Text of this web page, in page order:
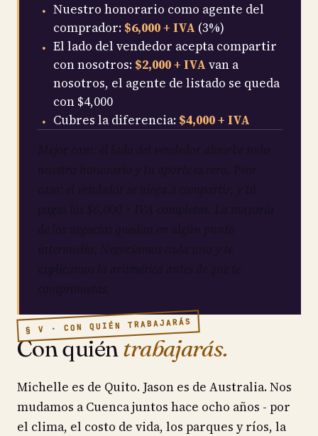
Nuestro honorario como agente del
comprador: $6,000 + IVA (3%)
El lado del vendedor acepta compartir
con nosotros: $2,000 + IVA van a
nosotros, el agente de listado se queda
con $4,000
Cubres la diferencia: $4,000 + IVA
Mejor caso: el lado del vendedor absorbe todo
nuestro honorario y tu aporte es cero. Peor
caso: el vendedor se niega a compartir, y tú
pagas los $6,000 + IVA completos. La mayoría
de los negocios quedan en algún punto
intermedio. Negociamos cada uno y te
explicamos la aritmética antes de que te
comprometas.
§ V · CON QUIÉN TRABAJARÁS
Con quiéntrabajarás.
Michelle es de Quito. Jason es de Australia. Nos
mudamos a Cuenca juntos hace ocho años - por
el clima, el costo de vida, los parques y ríos, la